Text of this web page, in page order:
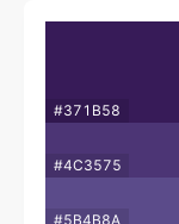
#371B58
#4C3575
#5B4B8A